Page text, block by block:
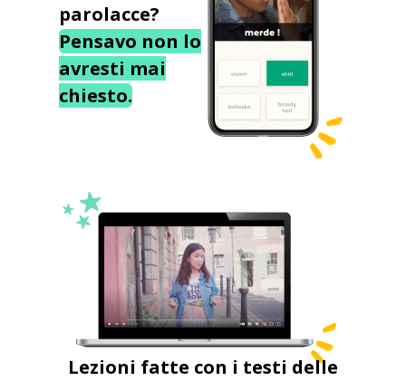
parolacce?
Pensavo non lo
avresti mai
chiesto.
Lezioni fatte con i testi delle